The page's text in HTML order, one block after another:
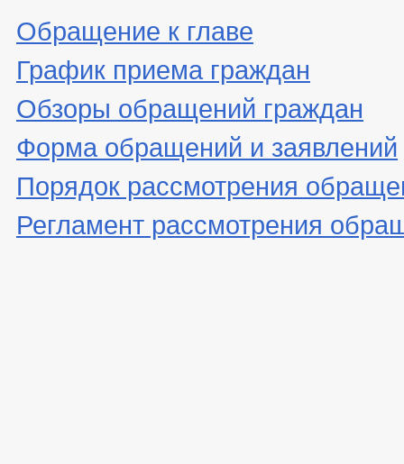
Обращение к главе
График приема граждан
Обзоры обращений граждан
Форма обращений и заявлений
Порядок рассмотрения
Регламент рассмотрения